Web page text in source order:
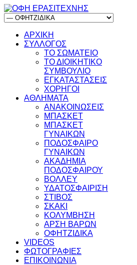
ΑΡΧΙΚΗ
ΣΥΛΛΟΓΟΣ
ΤΟ ΣΩΜΑΤΕΙΟ
ΤΟ ΔΙΟΙΚΗΤΙΚΟ
ΣΥΜΒΟΥΛΙΟ
ΕΓΚΑΤΑΣΤΑΣΕΙΣ
ΧΟΡΗΓΟΙ
ΑΘΛΗΜΑΤΑ
ΑΝΑΚΟΙΝΩΣΕΙΣ
ΜΠΑΣΚΕΤ
ΜΠΑΣΚΕΤ
ΓΥΝΑΙΚΩΝ
ΠΟΔΟΣΦΑΙΡΟ
ΓΥΝΑΙΚΩΝ
ΑΚΑΔΗΜΙΑ
ΠΟΔΟΣΦΑΙΡΟΥ
ΒΟΛΛΕΥ
ΥΔΑΤΟΣΦΑΙΡΙΣΗ
ΣΤΙΒΟΣ
ΣΚΑΚΙ
ΚΟΛΥΜΒΗΣΗ
ΑΡΣΗ ΒΑΡΩΝ
ΟΦΗΤΖΙΔΙΚΑ
VIDEOS
ΦΩΤΟΓΡΑΦΙΕΣ
ΕΠΙΚΟΙΝΩΝΙΑ